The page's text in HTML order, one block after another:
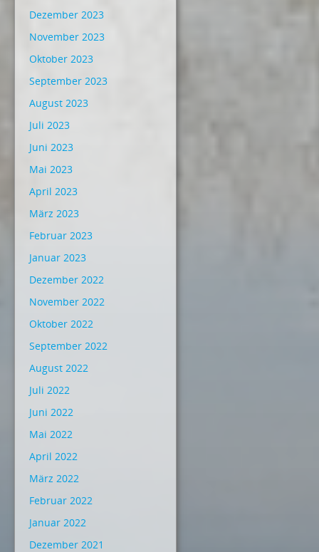
Dezember 2023
November 2023
Oktober 2023
September 2023
August 2023
Juli 2023
Juni 2023
Mai 2023
April 2023
März 2023
Februar 2023
Januar 2023
Dezember 2022
November 2022
Oktober 2022
September 2022
August 2022
Juli 2022
Juni 2022
Mai 2022
April 2022
März 2022
Februar 2022
Januar 2022
Dezember 2021